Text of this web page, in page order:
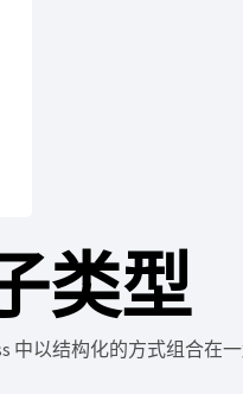
类型
中以结构化的方式组合在